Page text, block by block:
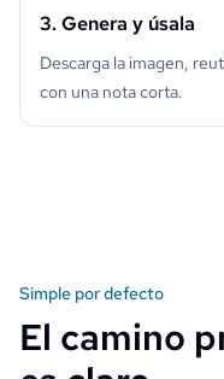
3. Genera y úsala
Descarga la imagen,
con una nota corta.
Simple por defecto
El camino